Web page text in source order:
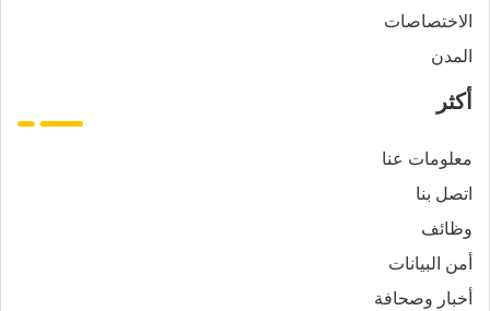
الاختصاصات
المدن
أكثر
معلومات عنا
اتصل بنا
وظائف
أمن البيانات
أخبار وصحافة